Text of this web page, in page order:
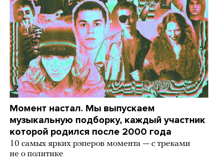
Момент настал. Мы выпускаем
музыкальную подборку, каждый участник
которой родился после 2000 года
10 самых ярких рэперов момента — с треками
не о политике